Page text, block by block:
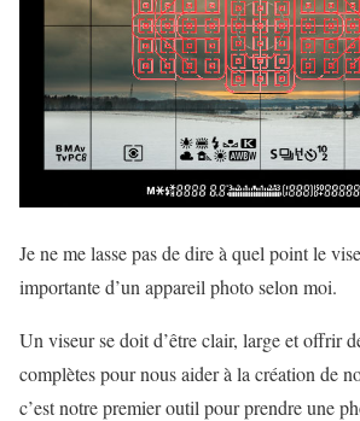
Je ne me lasse pas de dire à quel point le
importante d’un appareil photo selon moi.
Un viseur se doit d’être clair, large et offrir
complètes pour nous aider à la création de
c’est notre premier outil pour prendre une